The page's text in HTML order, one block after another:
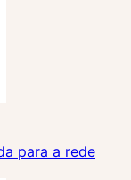
para a rede